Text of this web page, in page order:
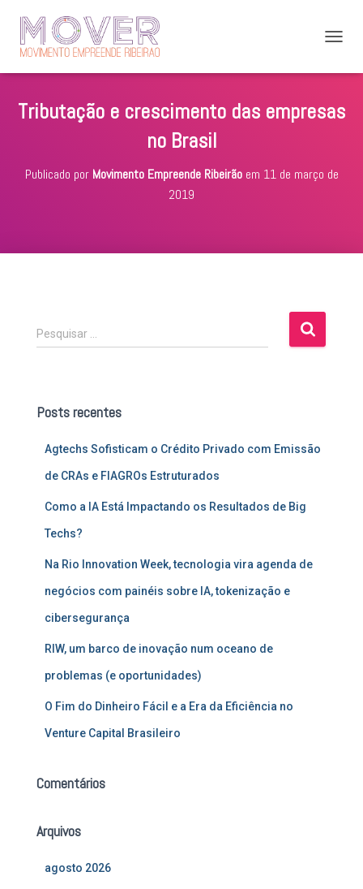
R
N
Tributação e crescimento das empresas
no Brasil
Publicado por Movimento Empreende Ribeirãoem 11 de março de
2019
P
e
i
Pesquisar …
Posts recentes
Agtechs Sofisticam o Crédito Privado com Emissão
de CRAs e FIAGROs Estruturados
Como a IA Está Impactando os Resultados de Big
Techs?
Na Rio Innovation Week, tecnologia vira agenda de
negócios com painéis sobre IA, tokenização e
cibersegurança
RIW, um barco de inovação num oceano de
problemas (e oportunidades)
O Fim do Dinheiro Fácil e a Era da Eficiência no
Venture Capital Brasileiro
Comentários
Arquivos
agosto 2026